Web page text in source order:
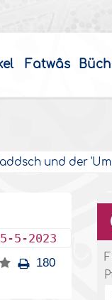
Fatwâs
und der
5-2023
180